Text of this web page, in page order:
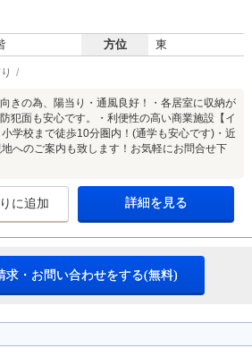
方位 東
の為、陽当り・通風良好！・各居室に収納が
犯面も安心です。・利便性の高い商業施設【イ
学校まで徒歩10分圏内！(通学も安心です)・近
へのご案内も致します！お気軽にお問合せ下
に追加 詳細を見る
求・お問い合わせをする(無料)